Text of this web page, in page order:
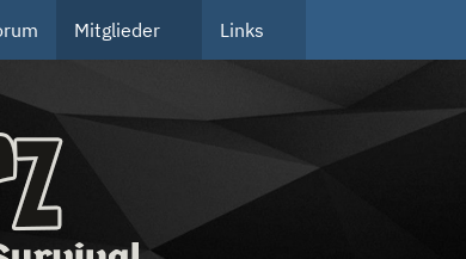
Mitglieder Links